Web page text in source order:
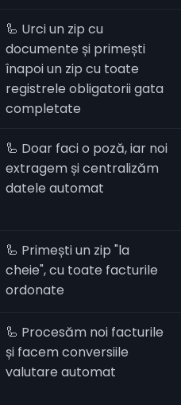
🦾 Urci un zip cu
documente și primești
înapoi un zip cu toate
registrele obligatorii gata
completate
🦾 Doar faci o poză, iar noi
extragem și centralizăm
datele automat
🦾 Primești un zip "la
cheie", cu toate facturile
ordonate
🦾 Procesăm noi facturile
și facem conversiile
valutare automat